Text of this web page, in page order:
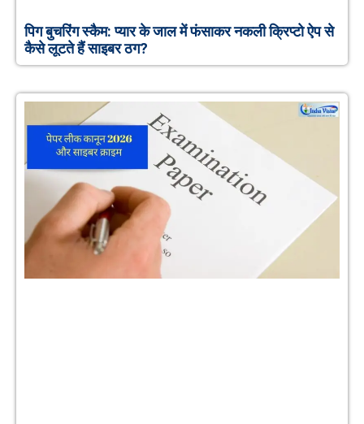
पिग बुचरिंग स्कैम: प्यार के जाल में फंसाकर नकली क्रिप्टो ऐप से
कैसे लूटते हैं साइबर ठग?